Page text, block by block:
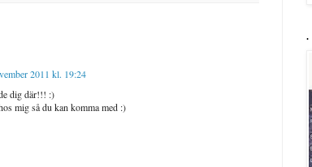
2011 kl. 19:24
dig där!!! :)
mig så du kan komma med :)
.